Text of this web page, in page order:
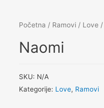
Početna / Ramovi / Love
Naomi
SKU: N/A
Kategorije: Love, Ramovi